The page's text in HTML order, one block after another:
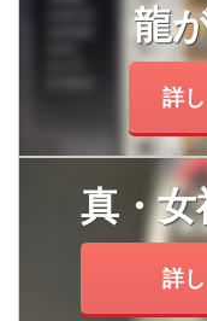
龍
詳
真・女
詳